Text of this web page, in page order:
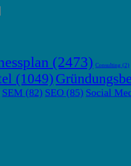
(2473) Consulting (2)
(1049)
SEM (82) SEO (85) Social